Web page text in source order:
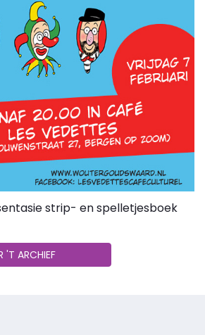
strip- en spelletjesboek
'T ARCHIEF